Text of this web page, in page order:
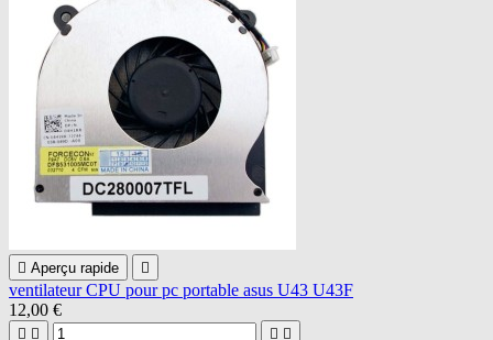
 Aperçu rapide 
ventilateur CPU pour pc portable asus U43 U43F
12,00 €
   